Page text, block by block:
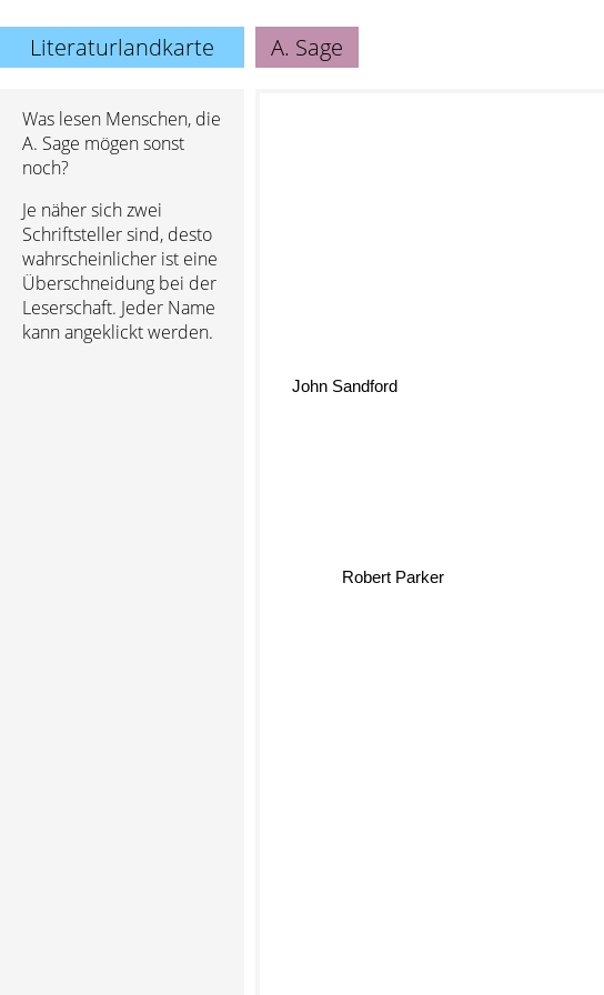
Literaturlandkarte A. Sage
Was lesen Menschen, die
A. Sage mögen sonst
noch?
Je näher sich zwei
Schriftsteller sind, desto
wahrscheinlicher ist eine
Überschneidung bei der
Leserschaft. Jeder Name
kann angeklickt werden.
Robert Parker
John Sandford